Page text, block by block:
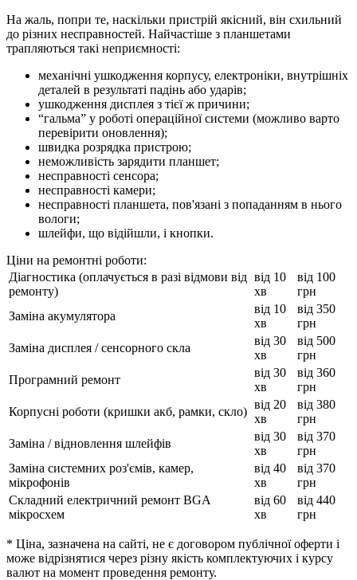
На жаль, попри те, наскільки пристрій якісний, він схильний
до різних несправностей. Найчастіше з планшетами
трапляються такі неприємності:
механічні ушкодження корпусу, електроніки, внутрішніх
деталей в результаті падінь або ударів;
ушкодження дисплея з тієї ж причини;
“гальма” у роботі операційної системи (можливо варто
перевірити оновлення);
швидка розрядка пристрою;
неможливість зарядити планшет;
несправності сенсора;
несправності камери;
несправності планшета, пов'язані з попаданням в нього
вологи;
шлейфи, що відійшли, і кнопки.
Ціни на ремонтні роботи:
Діагностика (оплачується в разі відмови від
ремонту)
від 10
хв
від 100
грн
Заміна акумулятора
від 10
хв
від 350
грн
Заміна дисплея / сенсорного скла
від 30
хв
від 500
грн
Програмний ремонт
від 30
хв
від 360
грн
Корпусні роботи (кришки акб, рамки, скло)
від 20
хв
від 380
грн
Заміна / відновлення шлейфів
від 30
хв
від 370
грн
Заміна системних роз'ємів, камер,
мікрофонів
від 40
хв
від 370
грн
Складний електричний ремонт BGA
мікросхем
від 60
хв
від 440
грн
* Ціна, зазначена на сайті, не є договором публічної оферти і
може відрізнятися через різну якість комплектуючих і курсу
валют на момент проведення ремонту.